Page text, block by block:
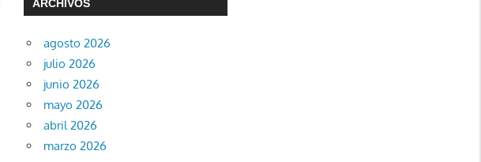
ARCHIVOS
agosto 2026
julio 2026
junio 2026
mayo 2026
abril 2026
marzo 2026